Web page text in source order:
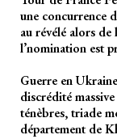
une concurrence
au révélé alors de
l’nomination est
Guerre en
discrédité
ténèbres, triade
département de